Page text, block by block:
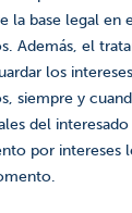
la base legal en
Además, el
los
siempre y
del
por intereses